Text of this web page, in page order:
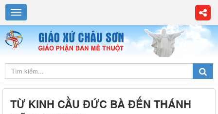
TỪ KINH CẦU ĐỨC BÀ ĐẾN THÁNH